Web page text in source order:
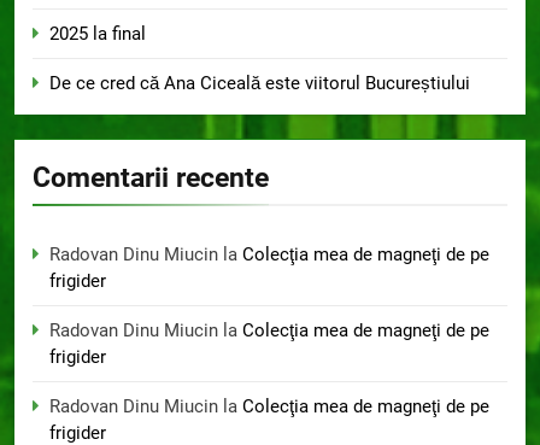
2025 la final
De ce cred că Ana Ciceală este viitorul Bucureștiului
Comentarii recente
Radovan Dinu Miucin la Colecţia mea de magneţi de pe
frigider
Radovan Dinu Miucin la Colecţia mea de magneţi de pe
frigider
Radovan Dinu Miucin la Colecţia mea de magneţi de pe
frigider